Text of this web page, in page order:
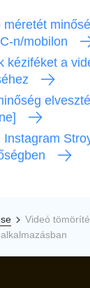
n/mobilon
kéziféket a
Videó
alkalmazásban